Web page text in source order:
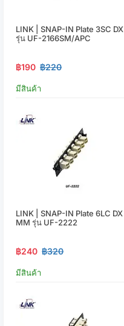
LINK | SNAP-IN Plate 3SC DX
รุ่น UF-2166SM/APC
฿190 ฿220
มีสินค้า
LINK | SNAP-IN Plate 6LC DX
MM รุ่น UF-2222
฿240 ฿320
มีสินค้า